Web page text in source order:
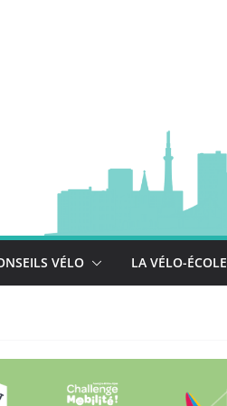
VÉLO LA VÉLO-ÉCOLE